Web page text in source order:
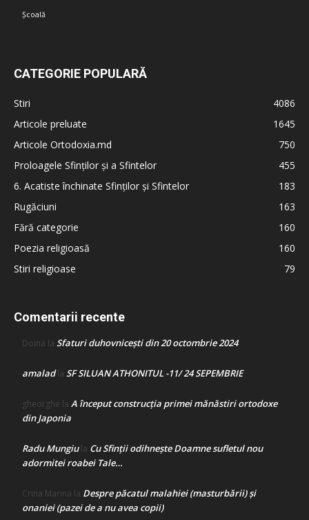
Școală
CATEGORIE POPULARĂ
Stiri
4086
Articole preluate
1645
Articole Ortodoxia.md
750
Proloagele Sfinților și a Sfintelor
455
6. Acatiste închinate Sfinților și Sfintelor
183
Rugăciuni
163
Fără categorie
160
Poezia religioasă
160
Stiri religioase
79
Comentarii recente
Doina la Sfaturi duhovnicești din 20 octombrie 2024
amaladla SF SILUAN ATHONITUL -11/ 24 SEPEMBRIE
gheorghe la A început construcţia primei mănăstiri ortodoxe
din Japonia
Radu Mungiula Cu Sfinții odihnește Doamne sufletul nou
adormitei roabei Tale…
Crina Marina la Despre păcatul malahiei (masturbării) şi
onaniei (pazei de a nu avea copii)